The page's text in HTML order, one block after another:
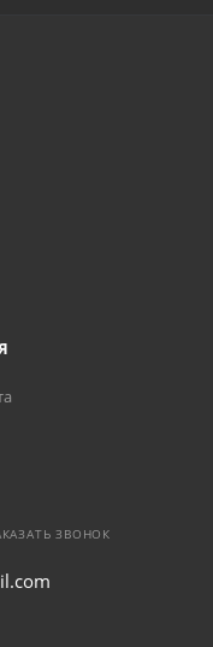
ЗВОНОК